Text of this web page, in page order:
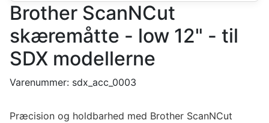
Brother ScanNCut
skæremåtte - low 12" - til
SDX modellerne
Varenummer: sdx_acc_0003
Præcision og holdbarhed med Brother ScanNCut